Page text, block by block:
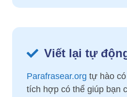
Viết lại tự
Parafrasear.org tự hào
tích hợp có thể giúp bạn